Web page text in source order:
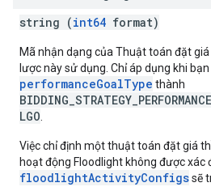
string (int64 format)
Mã nhận dạng của Thuật toán đặt
lược này sử dụng. Chỉ áp dụng khi
performanceGoalType thành
LGO
Việc chỉ định một thuật toán đặt giá
hoạt động Floodlight không được xác
floodlightActivityConfigssẽ